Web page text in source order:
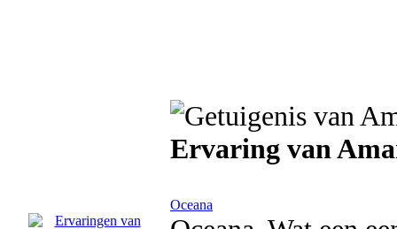
Ervaring van
Oceana